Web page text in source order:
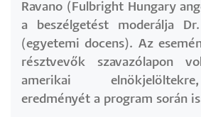
Ravano (Fulbright Hungary
a beszélgetést moderálja
(egyetemi docens). Az
résztvevők szavazólapon
amerikai
eredményét a program során